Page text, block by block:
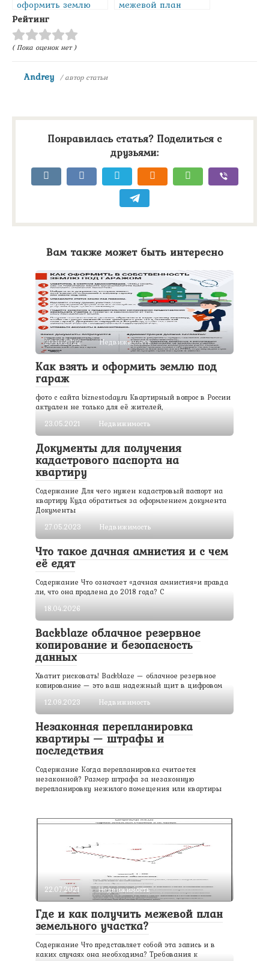
оформить землю
под гараж
межевой план
Рейтинг
( Пока оценок нет )
Andrey / автор статьи
Понравилась статья? Поделиться с
друзьями:
Вам также может быть интересно
20.10.2022 Недвижимость
Как взять и оформить землю под
гараж
фото с сайта biznestoday.ru Квартирный вопрос в России
актуален не только для её жителей,
23.05.2021
Недвижимость
Документы для получения
кадастрового паспорта на
квартиру
Содержание Для чего нужен кадастровый паспорт на
квартиру Куда обратиться за оформлением документа
Документы
27.05.2023
Недвижимость
Что такое дачная амнистия и с чем
её едят
Содержание Что означает «дачная амнистия»и правда
ли, что она продлена до 2018 года? С
18.04.2026
Backblaze облачное резервное
копирование и безопасность
данных
Хватит рисковать! Backblaze — облачное резервное
копирование — это ваш надежный щит в цифровом
12.09.2023
Недвижимость
Незаконная перепланировка
квартиры — штрафы и
последствия
Содержание Когда перепланировка считается
незаконной? Размер штрафа за незаконную
перепланировку нежилого помещения или квартиры
22.07.2021 Недвижимость
Где и как получить межевой план
земельного участка?
Содержание Что представляет собой эта запись и в
каких случаях она необходима? Требования к